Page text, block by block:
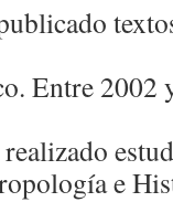
Entre 2002
e